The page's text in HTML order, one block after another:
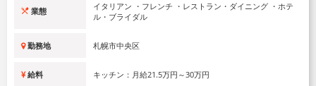
業態
イタリアン ・フレンチ ・レストラン・ダイニング ・ホテ
ル・ブライダル
勤務地 札幌市中央区
給料 キッチン：月給21.5万円～30万円